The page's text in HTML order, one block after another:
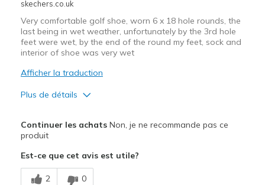
skechers.co.uk
Very comfortable golf shoe, worn 6 x 18 hole rounds, the
last being in wet weather, unfortunately by the 3rd hole
feet were wet, by the end of the round my feet, sock and
interior of shoe was very wet
Afficher la traduction
Plus de détails
Comfortable
Le contre
Not waterproof
Continuer les achatsNon, je ne recommande pas ce
produit
Est-ce que cet avis est utile?
2 0